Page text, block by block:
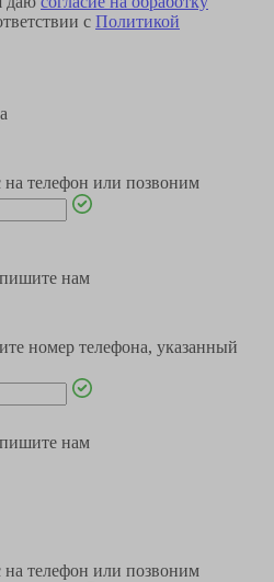
с Политикой
телефон или позвоним
нам
номер телефона, указанный
нам
телефон или позвоним